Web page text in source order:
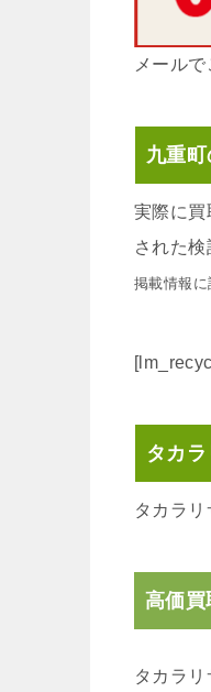
メール
九重
実際に買
された
掲載情報
タカ
タカラリ
高価買
タカラ